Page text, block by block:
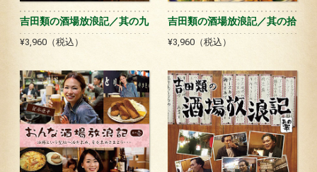
吉田類の酒場放浪記／其の九
¥3,960（税込）
吉田類の酒場放浪記／其の拾
¥3,960（税込）